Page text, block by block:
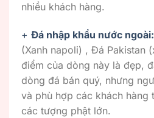
nhiều khách hàng.
+ Đá nhập khẩu nước ngoài:
(Xanh napoli) , Đá Pakistan
điểm của dòng này là đẹp,
dòng đá bán quý, nhưng
và phù hợp các khách hàng
các tượng phật lớn.